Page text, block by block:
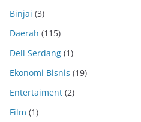
Binjai (3)
Daerah (115)
Deli Serdang (1)
Ekonomi Bisnis (19)
Entertaiment (2)
Film (1)